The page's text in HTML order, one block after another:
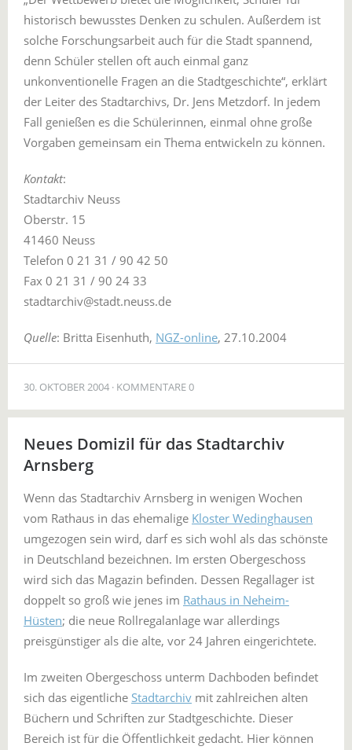
historisch bewusstes Denken zu schulen. Außerdem ist
solche Forschungsarbeit auch für die Stadt spannend,
denn Schüler stellen oft auch einmal ganz
unkonventionelle Fragen an die Stadtgeschichte“, erklärt
der Leiter des Stadtarchivs, Dr. Jens Metzdorf. In jedem
Fall genießen es die Schülerinnen, einmal ohne große
Vorgaben gemeinsam ein Thema entwickeln zu können.
Kontakt:
Stadtarchiv Neuss
Oberstr. 15
41460 Neuss
Telefon 0 21 31 / 90 42 50
Fax 0 21 31 / 90 24 33
stadtarchiv@stadt.neuss.de
Quelle: Britta Eisenhuth, NGZ-online, 27.10.2004
30. OKTOBER 2004 KOMMENTARE 0
Neues Domizil für das Stadtarchiv
Arnsberg
Wenn das Stadtarchiv Arnsberg in wenigen Wochen
vom Rathaus in das ehemalige Kloster Wedinghausen
umgezogen sein wird, darf es sich wohl als das schönste
in Deutschland bezeichnen. Im ersten Obergeschoss
wird sich das Magazin befinden. Dessen Regallager ist
doppelt so groß wie jenes im Rathaus in Neheim-
Hüsten; die neue Rollregalanlage war allerdings
preisgünstiger als die alte, vor 24 Jahren eingerichtete.
Im zweiten Obergeschoss unterm Dachboden befindet
sich das eigentliche Stadtarchiv mit zahlreichen alten
Büchern und Schriften zur Stadtgeschichte. Dieser
Bereich ist für die Öffentlichkeit gedacht. Hier können